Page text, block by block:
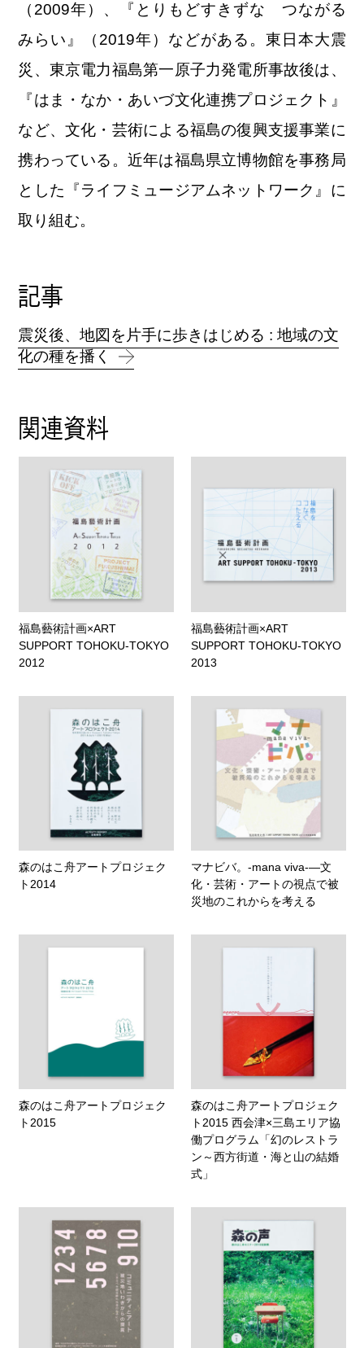
（2009年）、『とりもどすきずな つながる
みらい』（2019年）などがある。東日本大震
災、東京電力福島第一原子力発電所事故後は、
『はま・なか・あいづ文化連携プロジェクト』
など、文化・芸術による福島の復興支援事業に
携わっている。近年は福島県立博物館を事務局
とした『ライフミュージアムネットワーク』に
取り組む。
記事
震災後、地図を片手に歩きはじめる : 地域の文
化の種を播く
関連資料
福島藝術計画×ART
SUPPORT TOHOKU-TOKYO
2012
福島藝術計画×ART
SUPPORT TOHOKU-TOKYO
2013
森のはこ舟アートプロジェク
ト2014
マナビバ。-mana viva-―文
化・芸術・アートの視点で被
災地のこれからを考える
森のはこ舟アートプロジェク
ト2015
森のはこ舟アートプロジェク
ト2015 西会津×三島エリア協
働プログラム「幻のレストラ
ン～西方街道・海と山の結婚
式」